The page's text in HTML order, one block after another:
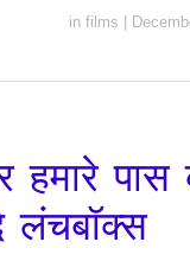
in films
पास
लंचबॉक्स